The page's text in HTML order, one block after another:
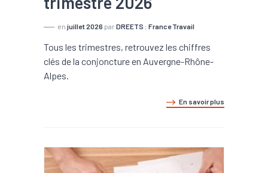
en juillet 2026 par DREETS ; France Travail
Tous les trimestres, retrouvez les chiffres
clés de la conjoncture en Auvergne-Rhône-
Alpes.
En savoir plus